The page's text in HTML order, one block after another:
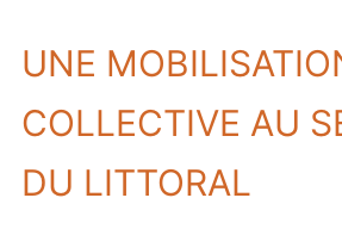
UNE
COLLECTIVE AU
DU LITTORAL